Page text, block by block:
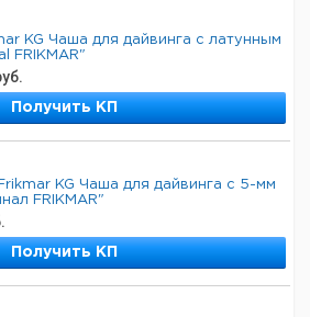
KG Чаша для дайвинга с латунным
FRIKMAR"
Получить КП
KG Чаша для дайвинга с 5-мм
FRIKMAR"
Получить КП